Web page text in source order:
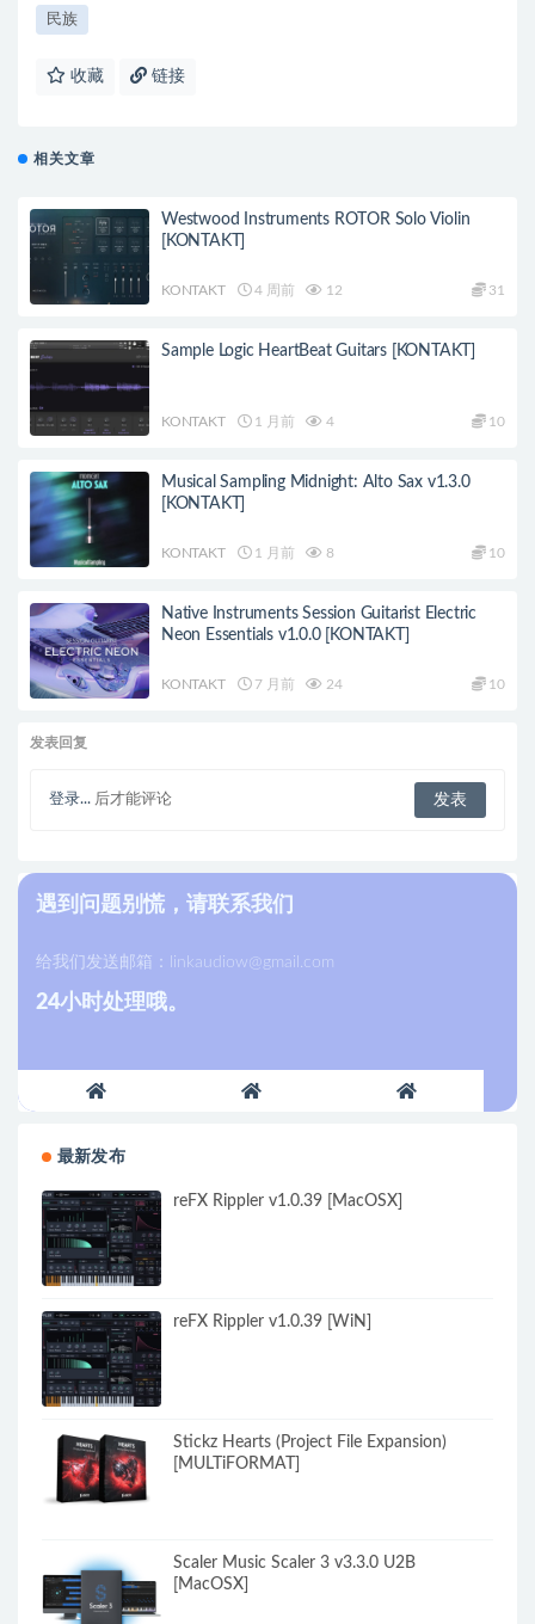
民族
收藏 链接
相关文章
Westwood Instruments ROTOR Solo Violin
[KONTAKT]
KONTAKT 4 周前 12 31
Sample Logic HeartBeat Guitars [KONTAKT]
KONTAKT 1 月前 4 10
Musical Sampling Midnight: Alto Sax v1.3.0
[KONTAKT]
KONTAKT 1 月前 8 10
Native Instruments Session Guitarist Electric
Neon Essentials v1.0.0 [KONTAKT]
KONTAKT 7 月前 24 10
发表回复
登录... 后才能评论
遇到问题别慌，请联系我们
给我们发送邮箱： linkaudiow@gmail.com
24小时处理哦。
最新发布
reFX Rippler v1.0.39 [MacOSX]
reFX Rippler v1.0.39 [WiN]
Stickz Hearts (Project File Expansion)
[MULTiFORMAT]
Scaler Music Scaler 3 v3.3.0 U2B
[MacOSX]